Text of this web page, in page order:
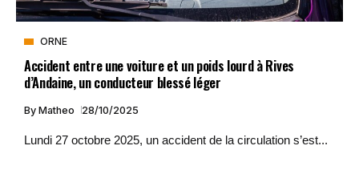
ORNE
Accident entre une voiture et un poids lourd à Rives
d’Andaine, un conducteur blessé léger
By Matheo 28/10/2025
Lundi 27 octobre 2025, un accident de la circulation s’est...